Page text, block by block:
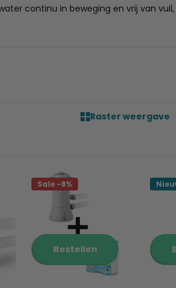
continu in beweging en vrij van
Raster weergave
Sale -8%
Bestellen